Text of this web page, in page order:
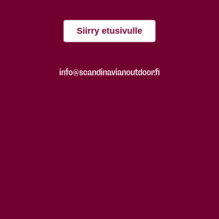
Siirry etusivulle
info@scandinavianoutdoor.fi